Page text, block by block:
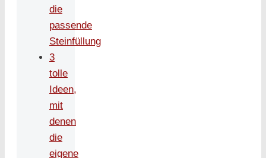
die
passende
Steinfüllung
3
tolle
Ideen,
mit
denen
die
eigene